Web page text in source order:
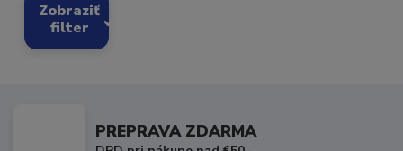
Zobraziť
filter
PREPRAVA ZDARMA